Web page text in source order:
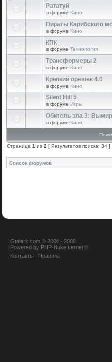
Рататуй
в форуме Кино
Пираты Карибского
в форуме Кино
КПК
в форуме Технология
Трансформеры 2
в форуме Кино
Крепкий орешек 4.0
в форуме Кино
Silent Hill 5
в форуме Игры
Обитель зла 3:
в форуме Кино
Страница 1 из 2 [ Результатов поиска: 34 ]
Список форумов
Gtalark.com © 2004 - 2008
Powered by PHP-Nuke kernel ©
Контакты | Правила